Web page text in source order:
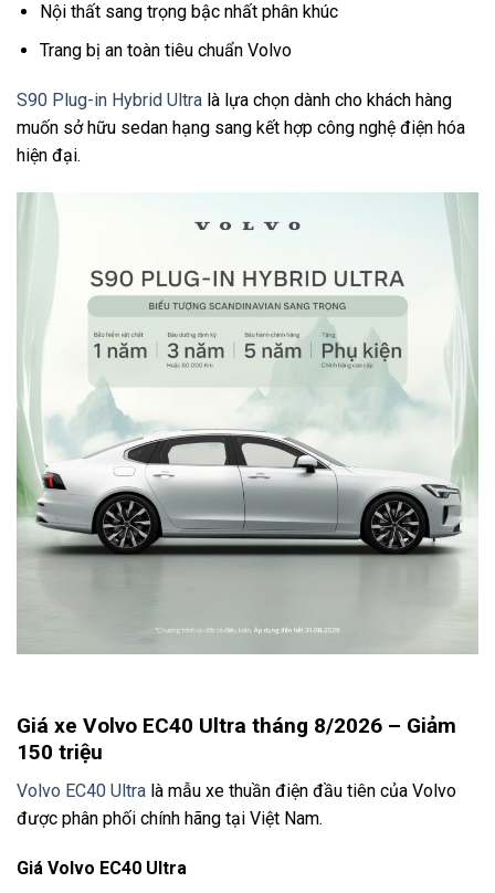
Nội thất sang trọng bậc nhất phân khúc
Trang bị an toàn tiêu chuẩn Volvo
S90 Plug-in Hybrid Ultra là lựa chọn dành cho khách hàng
muốn sở hữu sedan hạng sang kết hợp công nghệ điện hóa
hiện đại.
Giá xe Volvo EC40 Ultra tháng 8/2026 – Giảm
150 triệu
Volvo EC40 Ultra là mẫu xe thuần điện đầu tiên của Volvo
được phân phối chính hãng tại Việt Nam.
Giá Volvo EC40 Ultra